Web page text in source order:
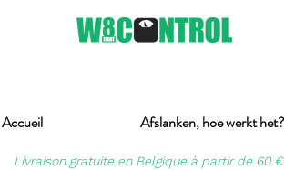
Accueil Afslanken, hoe werkt het?
Livraison gratuite en Belgique à partir de 60 €